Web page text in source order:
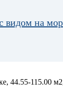
видом на
44.55-115.00